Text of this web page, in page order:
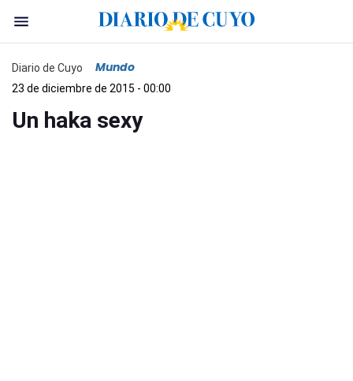
Diario de Cuyo Mundo
23 de diciembre de 2015 - 00:00
Un haka sexy